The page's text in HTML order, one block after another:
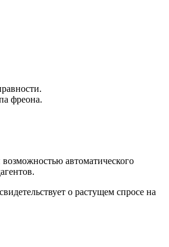
фреона.
автоматического
о растущем спросе на